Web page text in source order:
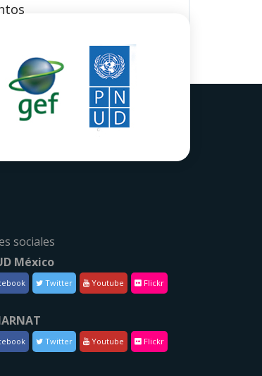
sociales
México
Twitter Youtube Flickr
Twitter Youtube Flickr